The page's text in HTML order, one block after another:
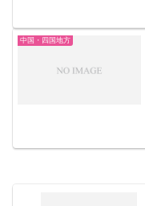
中国・四国地方